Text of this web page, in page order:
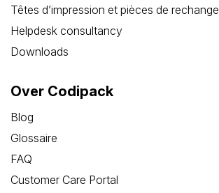
Têtes d’impression et pièces de rechange
Helpdesk consultancy
Downloads
Over Codipack
Blog
Glossaire
FAQ
Customer Care Portal